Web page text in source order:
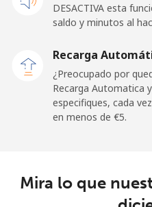
Celular ⁦33.5¢⁩
Belize
Celular
DESACTIVA esta
saldo y minutos al
Recarga
¿Preocupado por
Recarga Automatica
especifiques, cada
en menos de ⁦€5⁩.
Mira lo que